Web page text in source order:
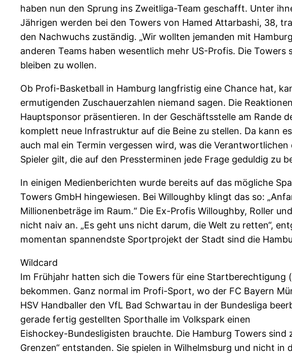
haben nun den Sprung ins Zweitliga-Team geschafft. Unter
Jährigen werden bei den Towers von Hamed Attarbashi, 38,
den Nachwuchs zuständig. „Wir wollten jemanden mit
anderen Teams haben wesentlich mehr US-Profis. Die
bleiben zu wollen.
Ob Profi-Basketball in Hamburg langfristig eine Chance hat,
ermutigenden Zuschauerzahlen niemand sagen. Die
Hauptsponsor präsentieren. In der Geschäftsstelle am Rande
komplett neue Infrastruktur auf die Beine zu stellen. Da kann
auch mal ein Termin vergessen wird, was die
Spieler gilt, die auf den Pressterminen jede Frage geduldig zu
In einigen Medienberichten wurde bereits auf das mögliche
Towers GmbH hingewiesen. Bei Willoughby klingt das so:
Millionenbeträge im Raum.“ Die Ex-Profis Willoughby, Roller
nicht naiv an. „Es geht uns nicht darum, die Welt zu retten“,
momentan spannendste Sportprojekt der Stadt sind die
Wildcard
Im Frühjahr hatten sich die Towers für eine Startberechtigung
bekommen. Ganz normal im Profi-Sport, wo der FC Bayern
HSV Handballer den VfL Bad Schwartau in der Bundesliga
gerade fertig gestellten Sporthalle im Volkspark einen
Eishockey-Bundesligisten brauchte. Die Hamburg Towers
Grenzen“ entstanden. Sie spielen in Wilhelmsburg und nicht